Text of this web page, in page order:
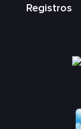
Registros